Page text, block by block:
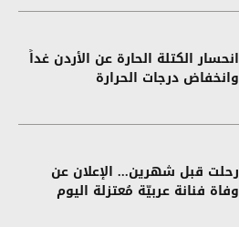
انحسار الكتلة الحارة عن الأردن غداً
وانخفاض درجات الحرارة
رحلت قبل شهرين... الإعلان عن
وفاة فنانة عربيّة مُعتزلة اليوم